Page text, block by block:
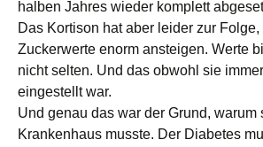
halben Jahres wieder komplett
Das Kortison hat aber leider zur
Zuckerwerte enorm ansteigen. Werte
nicht selten. Und das obwohl sie
eingestellt war.
Und genau das war der Grund, warum
Krankenhaus musste. Der Diabetes